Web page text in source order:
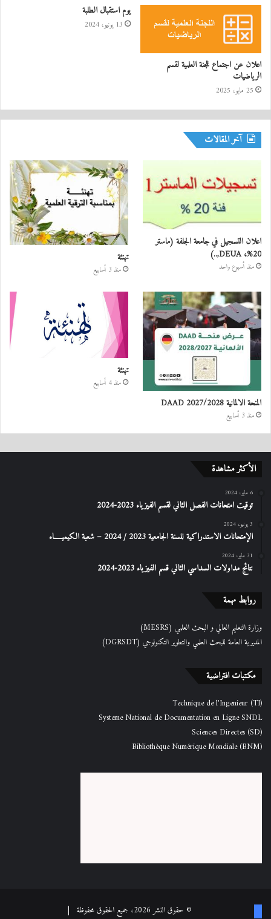
اعلان عن اجتماع للجنة العلمية لقسم
الرياضيات
25 مايو، 2025
يوم استقبال الطلبة
13 يونيو، 2024
آخر المقالات
اعلان التسجيل في جامعة الجلفة (ماستر
20%، DEUA,..)
منذ أسبوع واحد
تهنئة
منذ 3 أسابيع
المنحة الالمانية DAAD 2027/2028
منذ 3 أسابيع
تهنئة
منذ 4 أسابيع
الأكثر مشاهدة
6 مايو، 2024
توقيت امتحانات الفصل الثاني لقسم الفيزياء 2023-2024
3 يونيو، 2024
الإمتحانات الاستدراكیة للسنة الجامعیة 2023 / 2024 – شعبة الكیمیـــــاء
31 مايو، 2024
نتائج مداولات السداسي الثاني قسم الفيزياء 2023-2024
روابط مهمة
وزارة التعليم العالي و البحث العلمي (MESRS)
المديرية العامة للبحث العلمي والتطوير التكنولوجي (DGRSDT)
مكتبات افتراضية
Technique de l'Ingenieur (TI)
Systeme National de Documentation en Ligne SNDL
Sciences Directes (SD)
Bibliothèque Numérique Mondiale (BNM)
© حقوق النشر 2026، جميع الحقوق محفوظة |